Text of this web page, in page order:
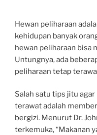
Hewan peliharaan
kehidupan banyak
hewan peliharaan bisa
Untungnya, ada
peliharaan tetap
Salah satu tips jitu
terawat adalah
bergizi. Menurut Dr.
terkemuka, “Makanan